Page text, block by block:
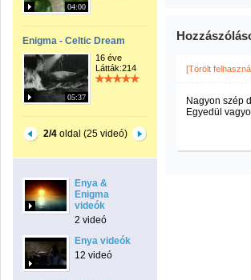
04:00
Enigma - Celtic Dream
05:37
16 éve
Látták:214
2/4oldal (25 videó)
Enya &
Enigma
videók
2 videó
Enya videók
12 videó
[Törölt
Nagyon szép
Egyedül